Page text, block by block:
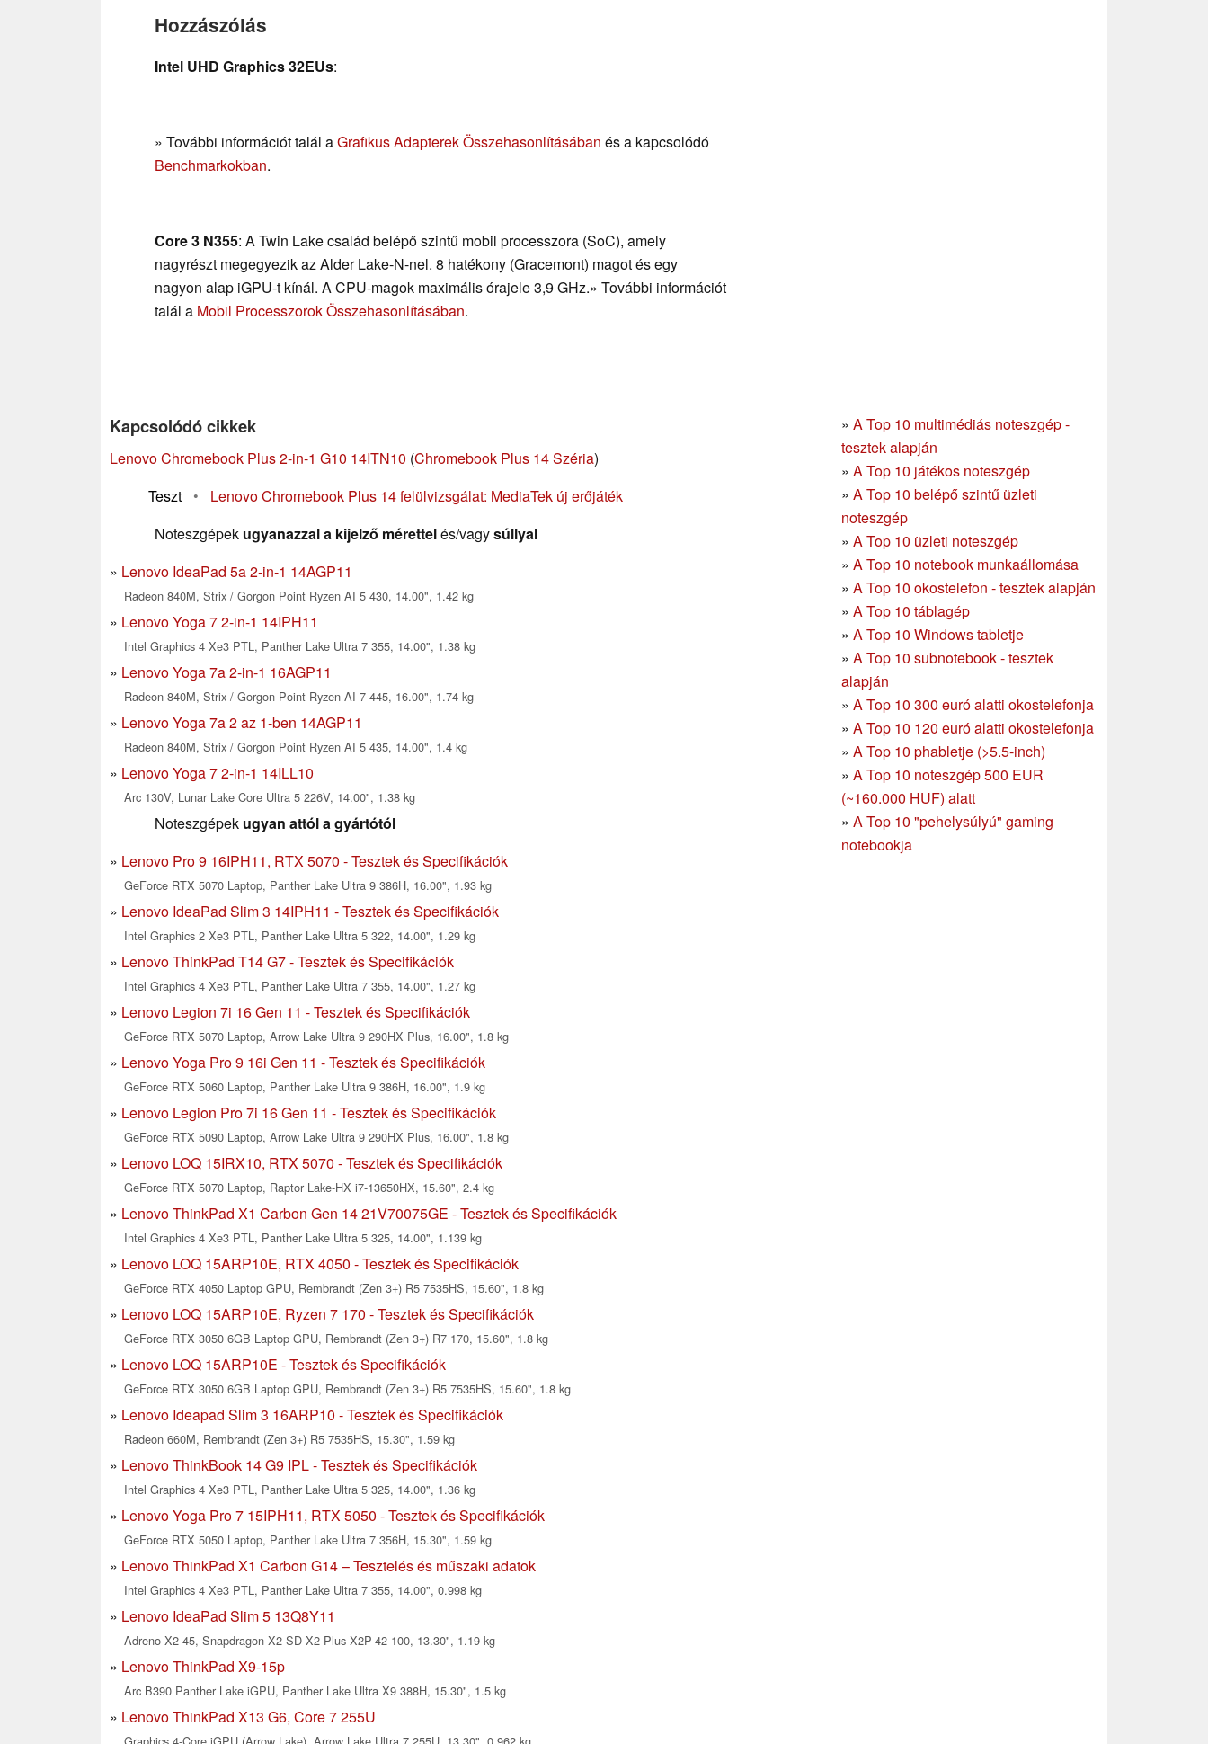
Hozzászólás
Intel UHD Graphics 32EUs:
» További információt talál aGrafikus Adapterek Összehasonlításában és a kapcsolódó
Benchmarkokban.
Core 3 N355: A Twin Lake család belépő szintű mobil processzora (SoC), amely
nagyrészt megegyezik az Alder Lake-N-nel. 8 hatékony (Gracemont) magot és egy
nagyon alap iGPU-t kínál. A CPU-magok maximális órajele 3,9 GHz.» További információt
talál a Mobil Processzorok Összehasonlításában.
» A Top 10 multimédiás noteszgép -
tesztek alapján
» A Top 10 játékos noteszgép
» A Top 10 belépő szintű üzleti
noteszgép
» A Top 10 üzleti noteszgép
» A Top 10 notebook munkaállomása
» A Top 10 okostelefon - tesztek alapján
» A Top 10 táblagép
» A Top 10 Windows tabletje
» A Top 10 subnotebook - tesztek
alapján
» A Top 10 300 euró alatti okostelefonja
» A Top 10 120 euró alatti okostelefonja
» A Top 10 phabletje (>5.5-inch)
» A Top 10 noteszgép 500 EUR
(~160.000 HUF) alatt
» A Top 10 "pehelysúlyú" gaming
notebookja
Kapcsolódó cikkek
Lenovo Chromebook Plus 2-in-1 G10 14ITN10 (Chromebook Plus 14 Széria)
Teszt
•
Lenovo Chromebook Plus 14 felülvizsgálat: MediaTek új erőjáték
Noteszgépek ugyanazzal a kijelző mérettelés/vagysúllyal
Lenovo IdeaPad 5a 2-in-1 14AGP11
Radeon 840M, Strix / Gorgon Point Ryzen AI 5 430, 14.00", 1.42 kg
Lenovo Yoga 7 2-in-1 14IPH11
Intel Graphics 4 Xe3 PTL, Panther Lake Ultra 7 355, 14.00", 1.38 kg
Lenovo Yoga 7a 2-in-1 16AGP11
Radeon 840M, Strix / Gorgon Point Ryzen AI 7 445, 16.00", 1.74 kg
Lenovo Yoga 7a 2 az 1-ben 14AGP11
Radeon 840M, Strix / Gorgon Point Ryzen AI 5 435, 14.00", 1.4 kg
Lenovo Yoga 7 2-in-1 14ILL10
Arc 130V, Lunar Lake Core Ultra 5 226V, 14.00", 1.38 kg
Noteszgépek ugyan attól a gyártótól
Lenovo Pro 9 16IPH11, RTX 5070 - Tesztek és Specifikációk
GeForce RTX 5070 Laptop, Panther Lake Ultra 9 386H, 16.00", 1.93 kg
Lenovo IdeaPad Slim 3 14IPH11 - Tesztek és Specifikációk
Intel Graphics 2 Xe3 PTL, Panther Lake Ultra 5 322, 14.00", 1.29 kg
Lenovo ThinkPad T14 G7 - Tesztek és Specifikációk
Intel Graphics 4 Xe3 PTL, Panther Lake Ultra 7 355, 14.00", 1.27 kg
Lenovo Legion 7i 16 Gen 11 - Tesztek és Specifikációk
GeForce RTX 5070 Laptop, Arrow Lake Ultra 9 290HX Plus, 16.00", 1.8 kg
Lenovo Yoga Pro 9 16i Gen 11 - Tesztek és Specifikációk
GeForce RTX 5060 Laptop, Panther Lake Ultra 9 386H, 16.00", 1.9 kg
Lenovo Legion Pro 7i 16 Gen 11 - Tesztek és Specifikációk
GeForce RTX 5090 Laptop, Arrow Lake Ultra 9 290HX Plus, 16.00", 1.8 kg
Lenovo LOQ 15IRX10, RTX 5070 - Tesztek és Specifikációk
GeForce RTX 5070 Laptop, Raptor Lake-HX i7-13650HX, 15.60", 2.4 kg
Lenovo ThinkPad X1 Carbon Gen 14 21V70075GE - Tesztek és Specifikációk
Intel Graphics 4 Xe3 PTL, Panther Lake Ultra 5 325, 14.00", 1.139 kg
Lenovo LOQ 15ARP10E, RTX 4050 - Tesztek és Specifikációk
GeForce RTX 4050 Laptop GPU, Rembrandt (Zen 3+) R5 7535HS, 15.60", 1.8 kg
Lenovo LOQ 15ARP10E, Ryzen 7 170 - Tesztek és Specifikációk
GeForce RTX 3050 6GB Laptop GPU, Rembrandt (Zen 3+) R7 170, 15.60", 1.8 kg
Lenovo LOQ 15ARP10E - Tesztek és Specifikációk
GeForce RTX 3050 6GB Laptop GPU, Rembrandt (Zen 3+) R5 7535HS, 15.60", 1.8 kg
Lenovo Ideapad Slim 3 16ARP10 - Tesztek és Specifikációk
Radeon 660M, Rembrandt (Zen 3+) R5 7535HS, 15.30", 1.59 kg
Lenovo ThinkBook 14 G9 IPL - Tesztek és Specifikációk
Intel Graphics 4 Xe3 PTL, Panther Lake Ultra 5 325, 14.00", 1.36 kg
Lenovo Yoga Pro 7 15IPH11, RTX 5050 - Tesztek és Specifikációk
GeForce RTX 5050 Laptop, Panther Lake Ultra 7 356H, 15.30", 1.59 kg
Lenovo ThinkPad X1 Carbon G14 – Tesztelés és műszaki adatok
Intel Graphics 4 Xe3 PTL, Panther Lake Ultra 7 355, 14.00", 0.998 kg
Lenovo IdeaPad Slim 5 13Q8Y11
Adreno X2-45, Snapdragon X2 SD X2 Plus X2P-42-100, 13.30", 1.19 kg
Lenovo ThinkPad X9-15p
Arc B390 Panther Lake iGPU, Panther Lake Ultra X9 388H, 15.30", 1.5 kg
Lenovo ThinkPad X13 G6, Core 7 255U